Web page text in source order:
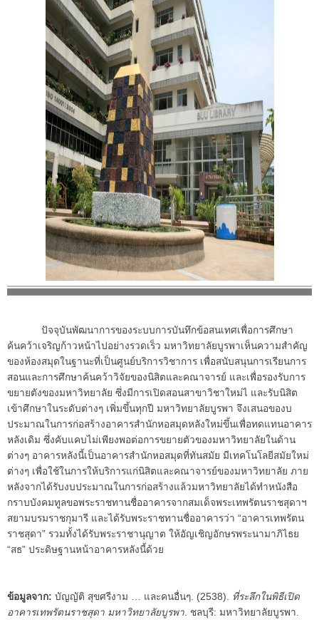
ปัจจุบันพัฒนาการของระบบการบันทึกข้อสนเทศเพื่อการศึกษา
ค้นคว้าเจริญก้าวหน้าไปอย่างรวดเร็ว มหาวิทยาลัยบูรพาเห็นความสำคัญ
ของห้องสมุดในฐานะที่เป็นศูนย์บริการวิชาการ เพื่อสนับสนุนการเรียนการ
สอนและการศึกษาค้นคว้าวิจัยของนิสิตและคณาจารย์ และเพื่อรองรับการ
ขยายตังของมหาวิทยาลัย ซึ่งมีการเปิดสอนสาขาวิชาใหม่ไ และรับนิสิต
เข้าศึกษาในระดับต่างๆ เพิ่มขึ้นทุกปี มหาวิทยาลัยบูรพา จึงเสนอของบ
ประมาณในการก่อสร้างอาคารสำนักหอสมุดหลังใหม่ขึ้นเพื่อทดแทนอาคาร
หลังเดิม ซึ่งคับแคบไม่เพียงพอต่อการขยายตัวของมหาวิทยาลัยในด้าน
ต่างๆ อาคารหลังนี้เป็นอาคารสำนักหอสมุดที่ทันสมัย มีเทคโนโลยีสมัยใหม่
ต่างๆ เพื่อใช้ในการให้บริการแก่นิสิตและคณาจารย์ของมหาวิทยาลัย ภาย
หลังจากได้รับงบประมาณในการก่อสร้างแล้วมหาวิทยาลัยได้ทำหนังสือ
กราบบังคมทูลขอพระราชทานชื่ออาคารจากสมเด็จพระเทพรัตนราชสุดาฯ
สยามบรมราชกุมารี และได้รับพระราชทานชื่ออาคารว่า “อาคารเทพรัตน
ราชสุดา” รวมทั้งได้รับพระราชานุญาต ให้อัญเชิญอักษรพระนามาภิไธย
“สธ” ประดิษฐานหน้าอาคารหลังนี้ด้วย
ข้อมูลจาก: บัญญัติ สุขศรีงาม … และคนอื่นๆ. (2538).
ที่ระลึกในพิธีเปิด
อาคารเทพรัตนราชสุดา มหาวิทยาลัยบูรพา . ชลบุรี: มหาวิทยาลัยบูรพา.